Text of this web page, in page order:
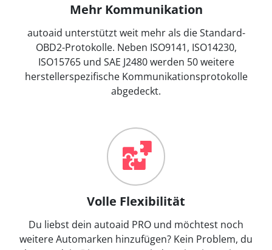
Mehr Kommunikation
autoaid unterstützt weit mehr als die Standard-
OBD2-Protokolle. Neben ISO9141, ISO14230,
ISO15765 und SAE J2480 werden 50 weitere
herstellerspezifische Kommunikationsprotokolle
abgedeckt.
Volle Flexibilität
Du liebst dein autoaid PRO und möchtest noch
weitere Automarken hinzufügen? Kein Problem, du